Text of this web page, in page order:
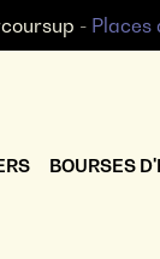
- Places
BOURSES